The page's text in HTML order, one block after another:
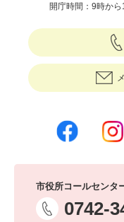
開庁時間：9時から
市役所コールセンタ
0742-